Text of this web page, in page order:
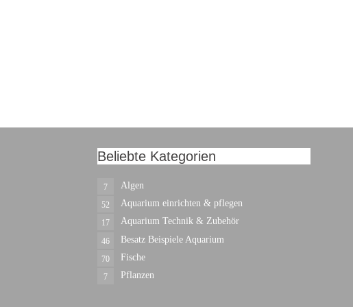
Beliebte Kategorien
Algen
7
Aquarium einrichten & pflegen
52
Aquarium Technik & Zubehör
17
Besatz Beispiele Aquarium
46
Fische
70
Pflanzen
7